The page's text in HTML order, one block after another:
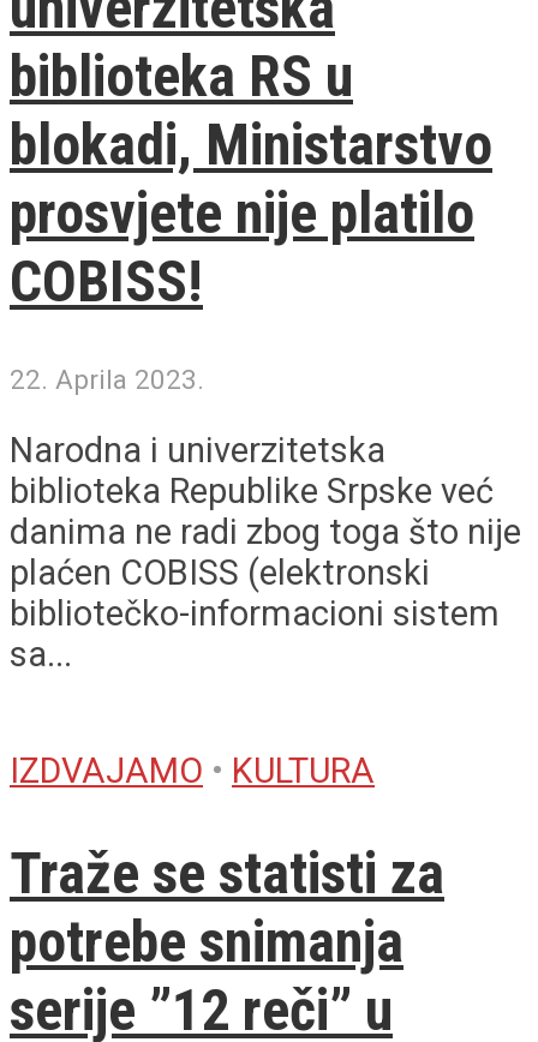
biblioteka RS u
blokadi, Ministarstvo
prosvjete nije platilo
COBISS!
22. Aprila 2023.
Narodna i univerzitetska
biblioteka Republike Srpske već
danima ne radi zbog toga što nije
plaćen COBISS (elektronski
bibliotečko-informacioni sistem
sa...
IZDVAJAMO • KULTURA
Traže se statisti za
potrebe snimanja
serije ”12 reči” u